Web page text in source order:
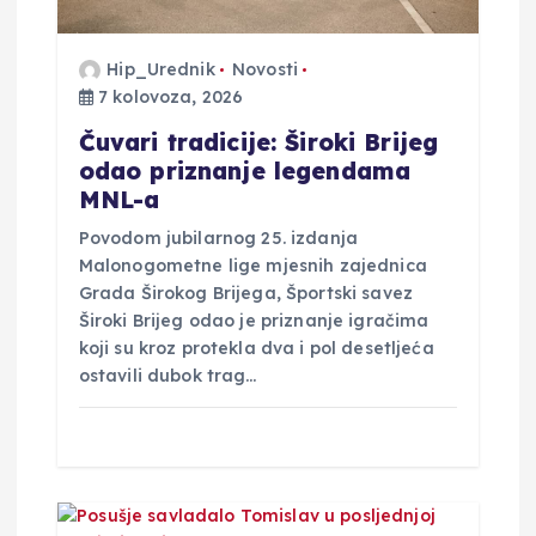
Hip_Urednik
Novosti
7 kolovoza, 2026
Čuvari tradicije: Široki Brijeg
odao priznanje legendama
MNL-a
Povodom jubilarnog 25. izdanja
Malonogometne lige mjesnih zajednica
Grada Širokog Brijega, Športski savez
Široki Brijeg odao je priznanje igračima
koji su kroz protekla dva i pol desetljeća
ostavili dubok trag…